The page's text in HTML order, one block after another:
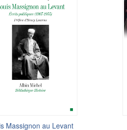
Massignon au Levant